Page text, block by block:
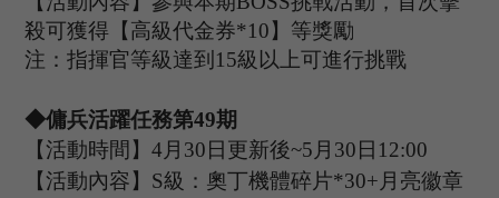
殺可獲得【高級代金券*10】等獎勵
注：指揮官等級達到 15級以上可進行挑戰
◆傭兵活躍任務第49期
【活動時間】4 月 30日更新後~5 月 30日 12:00
【活動內容】 S級：奧丁機體碎片*30+月亮徽章